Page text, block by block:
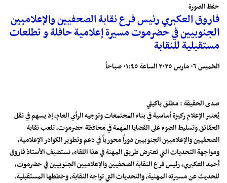
حفظ الصورة
فاروق العكبري رئيس فرع نقابة الصحفيين والإعلاميين
الجنوبيين في حضرموت مسيرة إعلامية حافلة و تطلعات
مستقبلية للنقابة
الخميس ٠٦ مارس ٢٠٢٥ الساعة ٠١:٤٥ صباحاً
صدى الحقيقة : مطلق باكيلي
يُعتبر الإعلام ركيزة أساسية في بناء المجتمعات وتوجيه الرأي العام، إذ يسهم في نقل
الحقائق وتسليط الضوء على القضايا المهمة في محافظة حضرموت، تلعب نقابة
الصحفيين والإعلاميين الجنوبيين دوراً محورياً في دعم وتطوير الكوادر الإعلامية،
ومواجهة التحديات التي تعترض طريق المهنة في هذا اللقاء، نستضيف الأستاذ فاروق
أحمد العكبري، رئيس فرع النقابة الصحفيين والإعلاميين الجنوبيين في حضرموت،
للحديث عن مسيرته المهنية، والتحديات التي تواجه النقابة، وخططها المستقبلية.